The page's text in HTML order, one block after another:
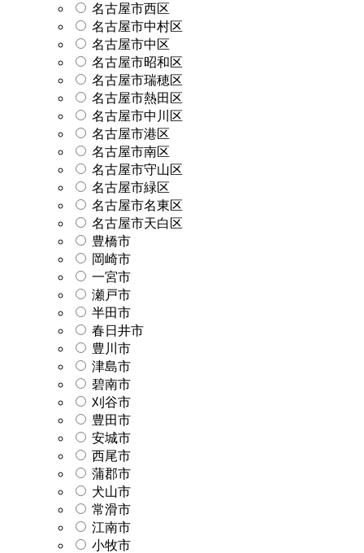
名古屋市西区
名古屋市中村区
名古屋市中区
名古屋市昭和区
名古屋市瑞穂区
名古屋市熱田区
名古屋市中川区
名古屋市港区
名古屋市南区
名古屋市守山区
名古屋市緑区
名古屋市名東区
名古屋市天白区
豊橋市
岡崎市
一宮市
瀬戸市
半田市
春日井市
豊川市
津島市
碧南市
刈谷市
豊田市
安城市
西尾市
蒲郡市
犬山市
常滑市
江南市
小牧市